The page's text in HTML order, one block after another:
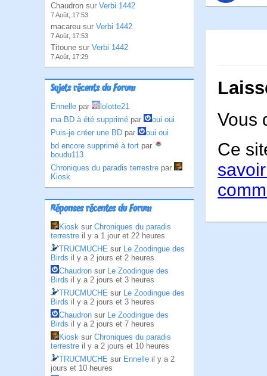
Chaudron sur Verbi 1442
7 Août, 17:53
macareu sur Verbi 1442
7 Août, 17:53
Titoune sur Verbi 1442
7 Août, 17:29
Sujets récents du Forum
Ennelle par
lolotte21
ma BD à été supprimé par
oui oui
Puis-je créer une BD par
oui oui
bd encore supprimé à tort par
boudu113
Chroniques du paradis terrestre par
Kiosk
Réponses récentes du Forum
Kiosk sur Chroniques du paradis
terrestre il y a 1 jour et 22 heures
TRUCMUCHE sur Le Zoodingue des
Birds il y a 2 jours et 2 heures
Chaudron sur Le Zoodingue des
Birds il y a 2 jours et 3 heures
TRUCMUCHE sur Le Zoodingue des
Birds il y a 2 jours et 3 heures
Chaudron sur Le Zoodingue des
Birds il y a 2 jours et 7 heures
Kiosk sur Chroniques du paradis
terrestre il y a 2 jours et 10 heures
TRUCMUCHE sur Ennelle il y a 2
jours et 10 heures
Vous
Ce